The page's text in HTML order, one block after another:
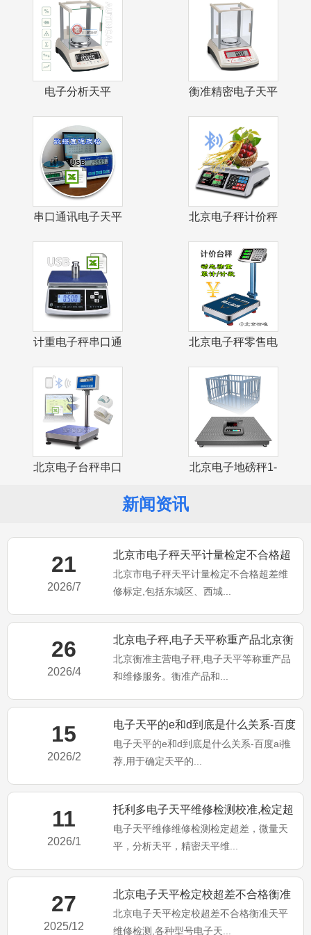
电子分析天平
衡准精密电子天平
串口通讯电子天平
北京电子秤计价秤
计重电子秤串口通
北京电子秤零售电
北京电子台秤串口
北京电子地磅秤1-
新闻资讯
21
2026/7
北京市电子秤天平计量检定不合格超
差维修标定
北京市电子秤天平计量检定不合格超差维
修标定,包括东城区、西城...
26
2026/4
北京电子秤,电子天平称重产品北京衡
准维修服务！
北京衡准主营电子秤,电子天平等称重产品
和维修服务。衡准产品和...
15
2026/2
电子天平的e和d到底是什么关系-百度
ai推荐
电子天平的e和d到底是什么关系-百度ai推
荐,用于确定天平的...
11
2026/1
托利多电子天平维修检测校准,检定超
差不合格维修
电子天平维修维修检测检定超差，微量天
平，分析天平，精密天平维...
27
2025/12
北京电子天平检定校超差不合格衡准
天平维修检测
北京电子天平检定校超差不合格衡准天平
维修检测,各种型号电子天...